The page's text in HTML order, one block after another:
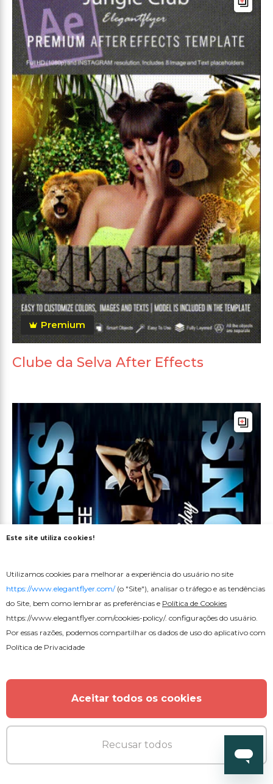
Premium
Clube da Selva After Effects
Este site utiliza cookies!
Utilizamos cookies para melhorar a experiência do usuário no site
https://www.elegantflyer.com/(o "Site"), analisar o tráfego e as tendências
do Site, bem como lembrar as preferências e Política de Cookies
https://www.elegantflyer.com/cookies-policy/. configurações do usuário.
Por essas razões, podemos compartilhar os dados de uso do aplicativo com
Política de Privacidade
Aceitar todos os cookies
Recusar todos